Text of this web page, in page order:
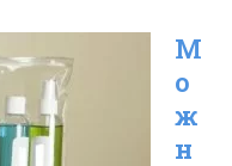
для
шенгенской
визы
М
о
ж
н